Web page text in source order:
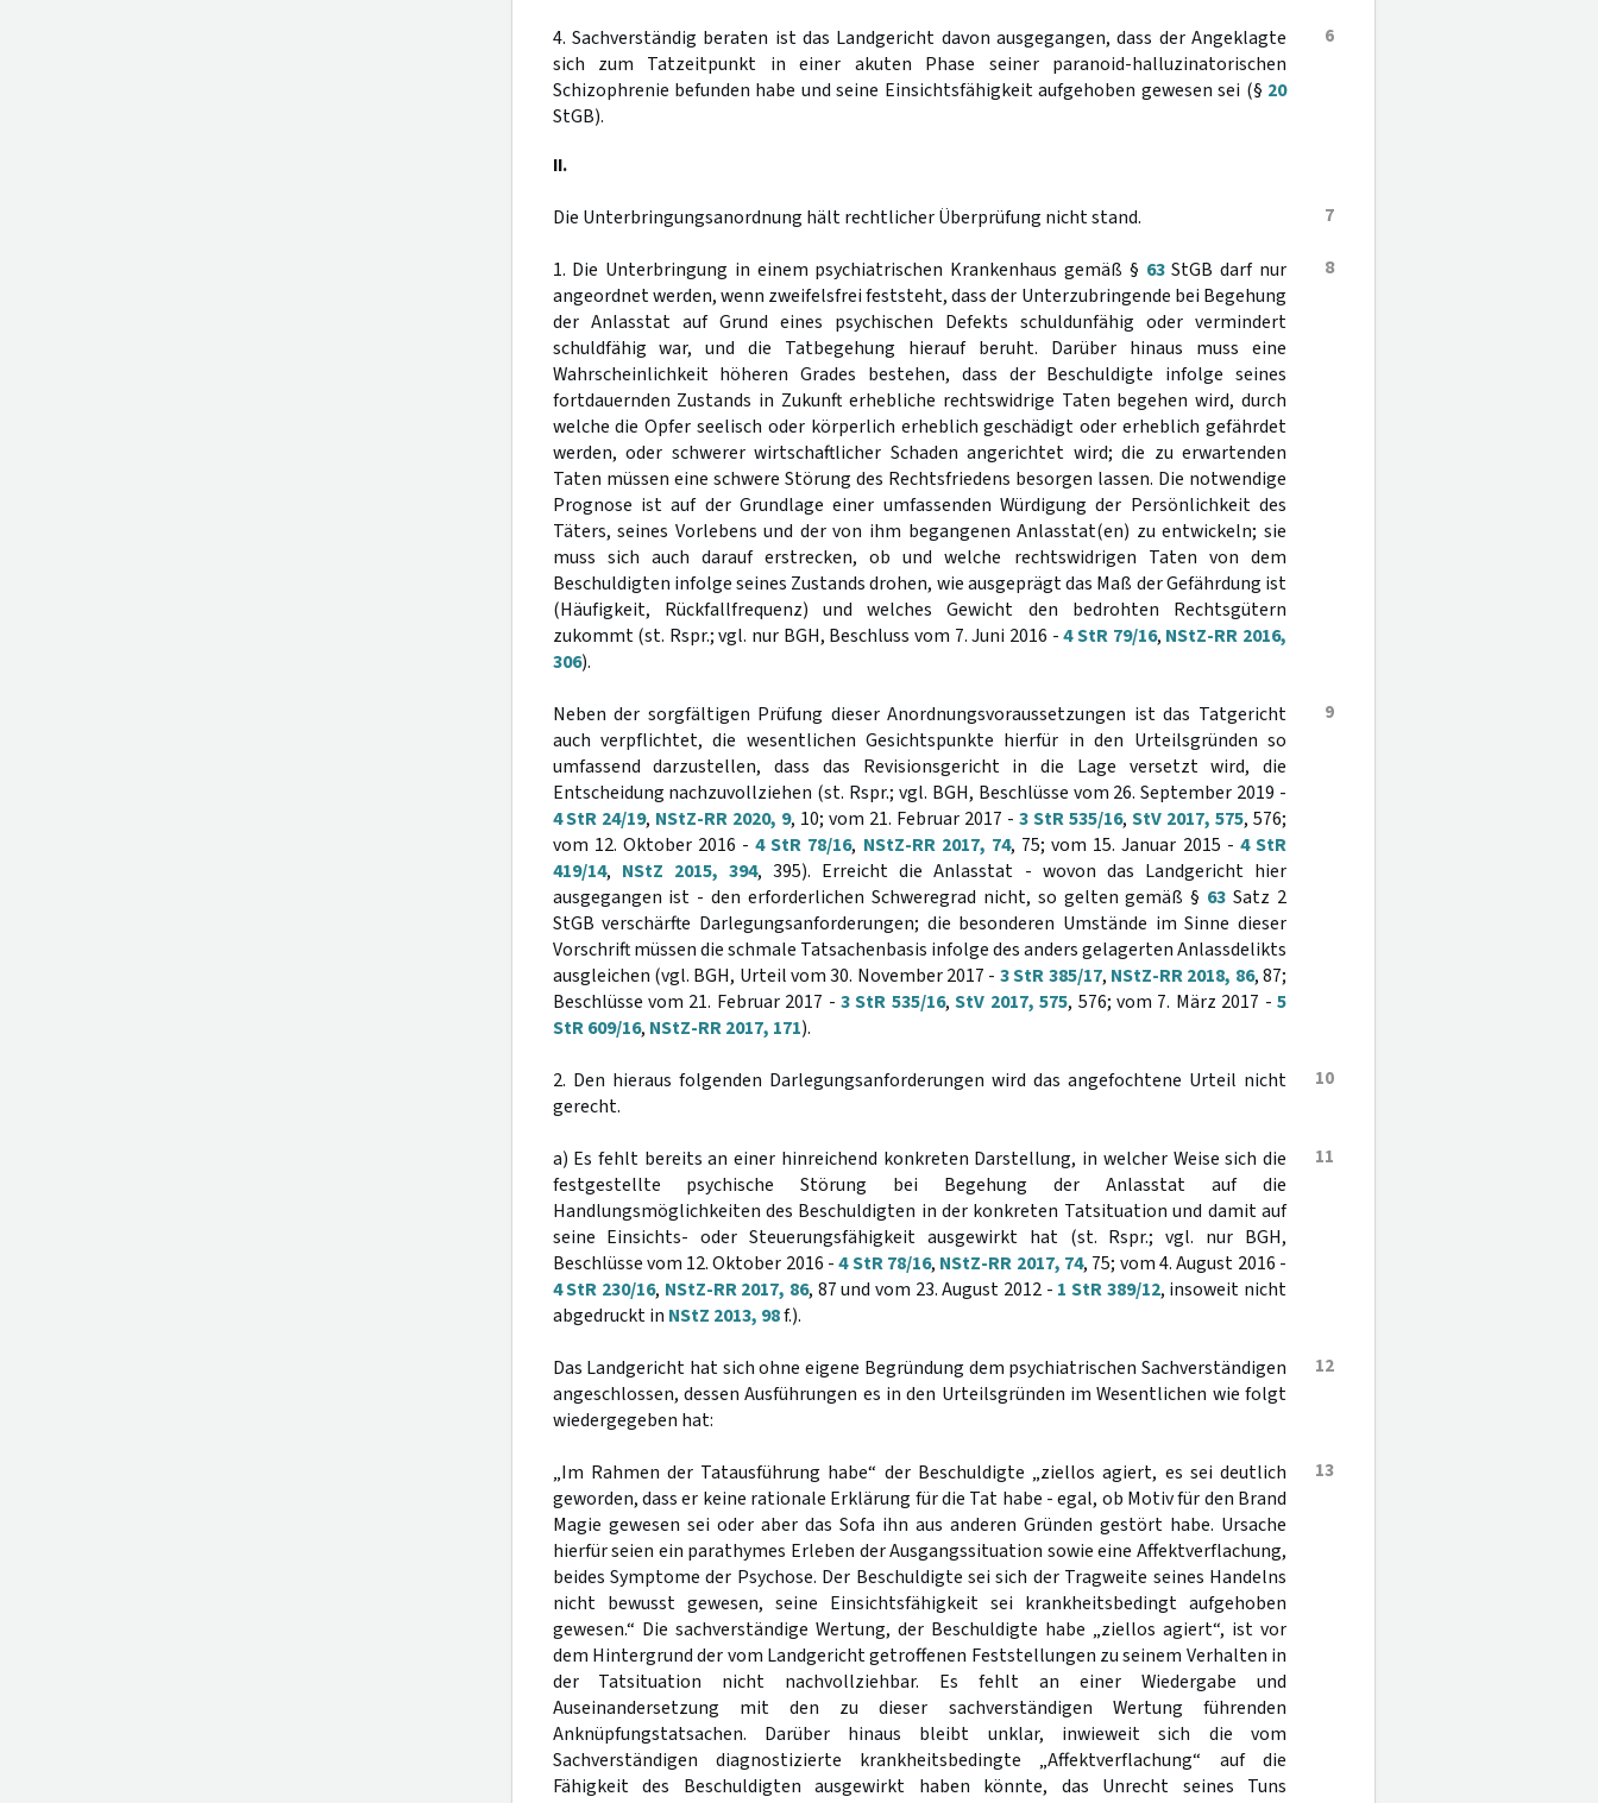
6
4. Sachverständig beraten ist das Landgericht davon ausgegangen, dass der Angeklagte
sich zum Tatzeitpunkt in einer akuten Phase seiner paranoid-halluzinatorischen
Schizophrenie befunden habe und seine Einsichtsfähigkeit aufgehoben gewesen sei (§ 20
StGB).
II.
7
Die Unterbringungsanordnung hält rechtlicher Überprüfung nicht stand.
8
1. Die Unterbringung in einem psychiatrischen Krankenhaus gemäß § 63StGB darf nur
angeordnet werden, wenn zweifelsfrei feststeht, dass der Unterzubringende bei Begehung
der Anlasstat auf Grund eines psychischen Defekts schuldunfähig oder vermindert
schuldfähig war, und die Tatbegehung hierauf beruht. Darüber hinaus muss eine
Wahrscheinlichkeit höheren Grades bestehen, dass der Beschuldigte infolge seines
fortdauernden Zustands in Zukunft erhebliche rechtswidrige Taten begehen wird, durch
welche die Opfer seelisch oder körperlich erheblich geschädigt oder erheblich gefährdet
werden, oder schwerer wirtschaftlicher Schaden angerichtet wird; die zu erwartenden
Taten müssen eine schwere Störung des Rechtsfriedens besorgen lassen. Die notwendige
Prognose ist auf der Grundlage einer umfassenden Würdigung der Persönlichkeit des
Täters, seines Vorlebens und der von ihm begangenen Anlasstat(en) zu entwickeln; sie
muss sich auch darauf erstrecken, ob und welche rechtswidrigen Taten von dem
Beschuldigten infolge seines Zustands drohen, wie ausgeprägt das Maß der Gefährdung ist
(Häufigkeit, Rückfallfrequenz) und welches Gewicht den bedrohten Rechtsgütern
zukommt (st. Rspr.; vgl. nur BGH, Beschluss vom 7. Juni 2016 -4 StR 79/16, NStZ-RR 2016,
306).
9
Neben der sorgfältigen Prüfung dieser Anordnungsvoraussetzungen ist das Tatgericht
auch verpflichtet, die wesentlichen Gesichtspunkte hierfür in den Urteilsgründen so
umfassend darzustellen, dass das Revisionsgericht in die Lage versetzt wird, die
Entscheidung nachzuvollziehen (st. Rspr.; vgl. BGH, Beschlüsse vom 26. September 2019 -
4 StR 24/19, NStZ-RR 2020, 9, 10; vom 21. Februar 2017 -3 StR 535/16,StV 2017, 575, 576;
vom 12. Oktober 2016 -4 StR 78/16, NStZ-RR 2017, 74, 75; vom 15. Januar 2015 - 4 StR
419/14, NStZ 2015, 394, 395). Erreicht die Anlasstat - wovon das Landgericht hier
ausgegangen ist - den erforderlichen Schweregrad nicht, so gelten gemäß § 63 Satz 2
StGB verschärfte Darlegungsanforderungen; die besonderen Umstände im Sinne dieser
Vorschrift müssen die schmale Tatsachenbasis infolge des anders gelagerten Anlassdelikts
ausgleichen (vgl. BGH, Urteil vom 30. November 2017 - 3 StR 385/17, NStZ-RR 2018, 86, 87;
Beschlüsse vom 21. Februar 2017 - 3 StR 535/16,StV 2017, 575, 576; vom 7. März 2017 -5
StR 609/16, NStZ-RR 2017, 171).
10
2. Den hieraus folgenden Darlegungsanforderungen wird das angefochtene Urteil nicht
gerecht.
11
a) Es fehlt bereits an einer hinreichend konkreten Darstellung, in welcher Weise sich die
festgestellte psychische Störung bei Begehung der Anlasstat auf die
Handlungsmöglichkeiten des Beschuldigten in der konkreten Tatsituation und damit auf
seine Einsichts- oder Steuerungsfähigkeit ausgewirkt hat (st. Rspr.; vgl. nur BGH,
Beschlüsse vom 12. Oktober 2016 -4 StR 78/16, NStZ-RR 2017, 74, 75; vom 4. August 2016 -
4 StR 230/16, NStZ-RR 2017, 86, 87 und vom 23. August 2012 - 1 StR 389/12, insoweit nicht
abgedruckt in NStZ 2013, 98f.).
12
Das Landgericht hat sich ohne eigene Begründung dem psychiatrischen Sachverständigen
angeschlossen, dessen Ausführungen es in den Urteilsgründen im Wesentlichen wie folgt
wiedergegeben hat:
13
„Im Rahmen der Tatausführung habe“ der Beschuldigte „ziellos agiert, es sei deutlich
geworden, dass er keine rationale Erklärung für die Tat habe - egal, ob Motiv für den Brand
Magie gewesen sei oder aber das Sofa ihn aus anderen Gründen gestört habe. Ursache
hierfür seien ein parathymes Erleben der Ausgangssituation sowie eine Affektverflachung,
beides Symptome der Psychose. Der Beschuldigte sei sich der Tragweite seines Handelns
nicht bewusst gewesen, seine Einsichtsfähigkeit sei krankheitsbedingt aufgehoben
gewesen.“ Die sachverständige Wertung, der Beschuldigte habe „ziellos agiert“, ist vor
dem Hintergrund der vom Landgericht getroffenen Feststellungen zu seinem Verhalten in
der Tatsituation nicht nachvollziehbar. Es fehlt an einer Wiedergabe und
Auseinandersetzung mit den zu dieser sachverständigen Wertung führenden
Anknüpfungstatsachen. Darüber hinaus bleibt unklar, inwieweit sich die vom
Sachverständigen diagnostizierte krankheitsbedingte „Affektverflachung“ auf die
Fähigkeit des Beschuldigten ausgewirkt haben könnte, das Unrecht seines Tuns